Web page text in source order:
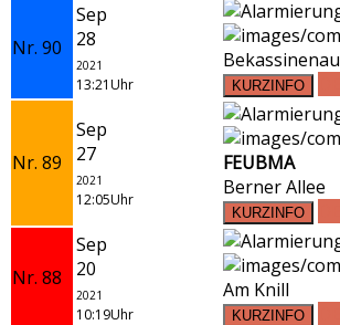
Nr. 90
Sep
28
2021
13:21Uhr
Bekassinenau
Nr. 89
Sep
27
2021
12:05Uhr
FEUBMA
Berner Allee
Nr. 88
Sep
20
2021
10:19Uhr
Am Knill